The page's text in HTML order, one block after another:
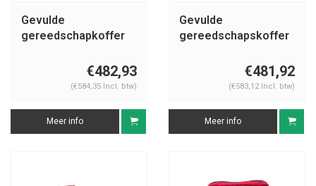
Gevulde
gereedschapkoffer
€482,93
(€584,35 Incl. btw)
Meer info
Gevulde
gereedschapskoffer
€481,92
(€583,12 Incl. btw)
Meer info